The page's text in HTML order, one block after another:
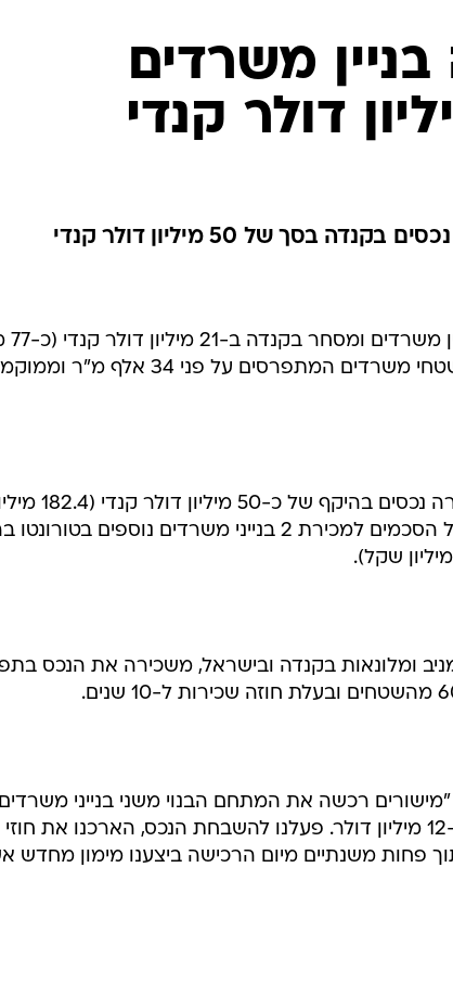
משרדים
של 50 מיליון דולר קנדי
חברת
שקל) לחברת נכסים קנדית. הנכס כולל שטחי משרדים המתפרסים על פני 34 אלף
במהלך השבועיים האחרונים מכרה החברה נכסים בהיקף של כ-50 מיליון
שקל), ובחודש האחרון חתמה החברה על הסכמים למכירת 2 בנייני משרדים נוספים
מניב ומלונאות בקנדה ובישראל, משכירה את הנכס
"מישורים רכשה את המתחם הבנוי משני בנייני משרדים
ומרכז מסחרי בשנת 2004 במחיר של כ-12 מיליון דולר. פעלנו להשבחת הנכס, הארכנו את חוזי
פחות משנתיים מיום הרכישה ביצענו מימון מחדש